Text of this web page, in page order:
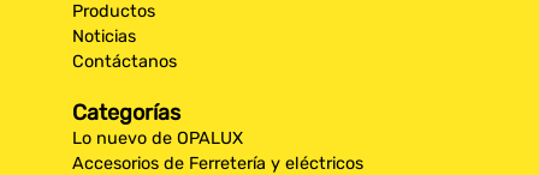
Productos
Noticias
Contáctanos
Categorías
Lo nuevo de OPALUX
Accesorios de Ferretería y eléctricos